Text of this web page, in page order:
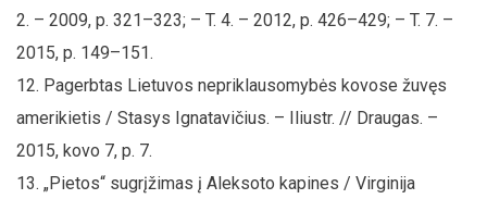
2. – 2009, p. 321–323; – T. 4. – 2012, p. 426–429; – T. 7. –
2015, p. 149–151.
Pagerbtas Lietuvos nepriklausomybės kovose žuvęs
amerikietis / Stasys Ignatavičius. – Iliustr. // Draugas. –
2015, kovo 7, p. 7.
„Pietos“ sugrįžimas į Aleksoto kapines / Virginija